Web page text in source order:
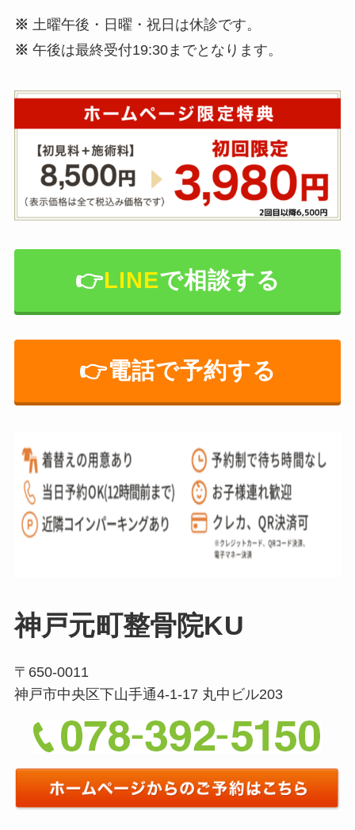
※ 土曜午後・日曜・祝日は休診です。
※ 午後は最終受付19:30までとなります。
👉️LINEで相談する
👉️電話で予約する
神戸元町整骨院KU
〒650-0011
神戸市中央区下山手通4-1-17 丸中ビル203